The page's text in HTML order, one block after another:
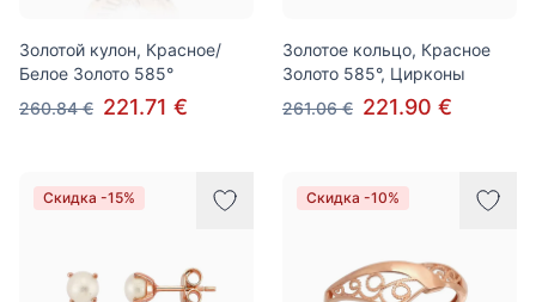
Золотой кулон, Красное/
Белое Золото 585°
260.84 € 221.71 €
Золотое кольцо, Красное
Золото 585°, Цирконы
261.06 € 221.90 €
Скидка -15% Скидка -10%